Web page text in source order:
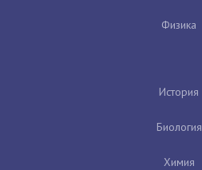
Физика
История
Биология
Химия